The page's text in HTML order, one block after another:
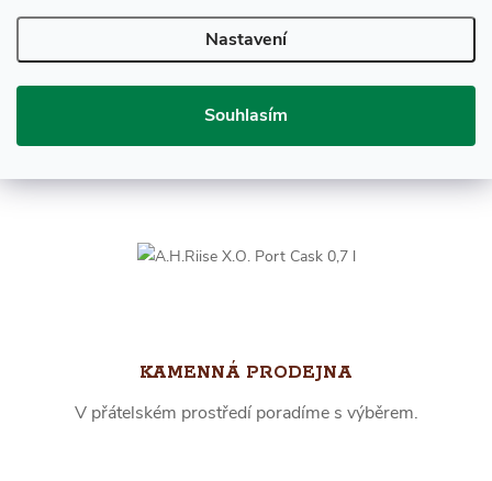
Nastavení
Souhlasím
RYCHLÉ DODÁNÍ
KAMENNÁ PRODEJNA
V přátelském prostředí poradíme s výběrem.